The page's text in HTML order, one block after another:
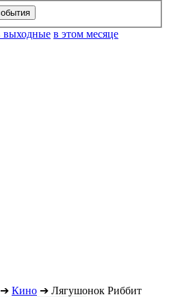
выходные в этом месяце
➔ Кино ➔ Лягушонок Риббит